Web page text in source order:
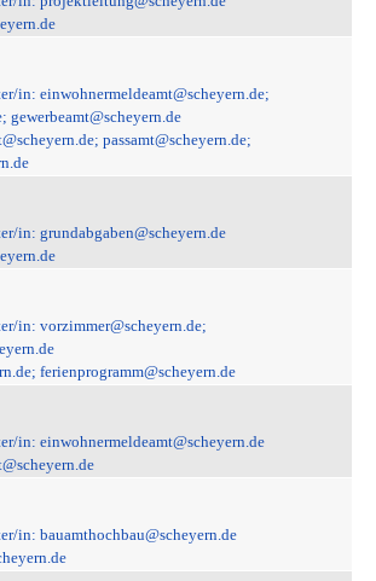
passamt@scheyern.de;
ferienprogramm@scheyern.de